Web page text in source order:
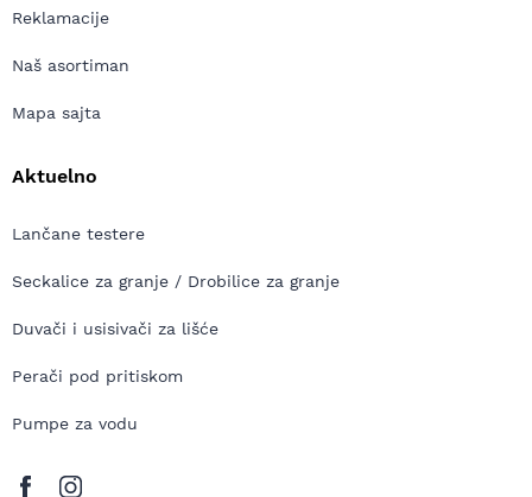
Reklamacije
Naš asortiman
Mapa sajta
Aktuelno
Lančane testere
Seckalice za granje / Drobilice za granje
Duvači i usisivači za lišće
Perači pod pritiskom
Pumpe za vodu